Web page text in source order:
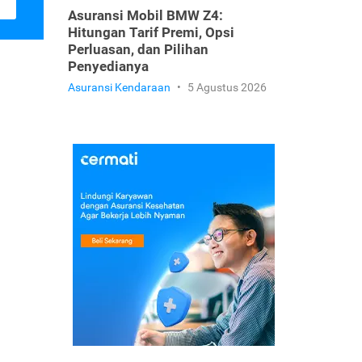
Asuransi Mobil BMW Z4:
Hitungan Tarif Premi, Opsi
Perluasan, dan Pilihan
Penyedianya
Asuransi Kendaraan • 5 Agustus 2026